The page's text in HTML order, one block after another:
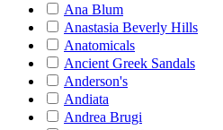
Ana Blum
Anastasia Beverly Hills
Anatomicals
Ancient Greek Sandals
Anderson's
Andiata
Andrea Brugi